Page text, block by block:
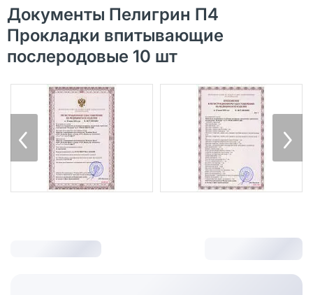
Документы Пелигрин П4
Прокладки впитывающие
послеродовые 10 шт